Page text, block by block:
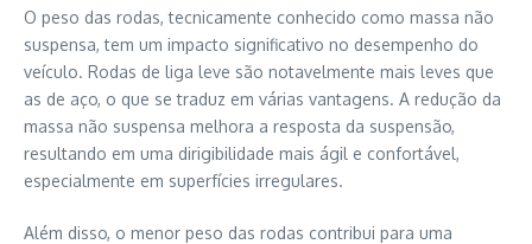
O peso das rodas, tecnicamente conhecido como massa não
suspensa, tem um impacto significativo no desempenho do
veículo. Rodas de liga leve são notavelmente mais leves que
as de aço, o que se traduz em várias vantagens. A redução da
massa não suspensa melhora a resposta da suspensão,
resultando em uma dirigibilidade mais ágil e confortável,
especialmente em superfícies irregulares.
Além disso, o menor peso das rodas contribui para uma